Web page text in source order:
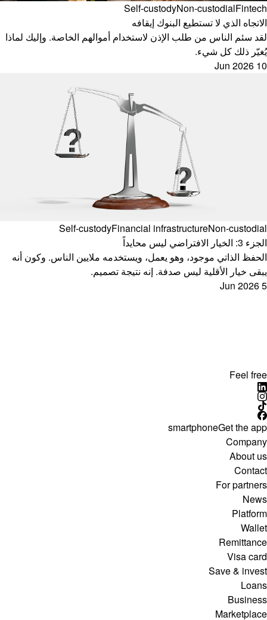
Self-custodyNon-custodialFintech
الاتجاه الذي لا تستطيع البنوك إيقافه
لقد سئم الناس من طلب الإذن لاستخدام أموالهم الخاصة. وإليك لماذا
يُغيّر ذلك كل شيء.
10 Jun 2026
Self-custodyFinancial infrastructureNon-custodial
الجزء 3: الخيار الافتراضي ليس محايداً
الحفظ الذاتي موجود، وهو يعمل، ويستخدمه ملايين الناس. وكون أنه
يبقى خيار الأقلية ليس صدفة. إنه نتيجة تصميم.
5 Jun 2026
Feel free
smartphoneGet the app
Company
About us
Contact
For partners
News
Platform
Wallet
Remittance
Visa card
Save & invest
Loans
Business
Marketplace